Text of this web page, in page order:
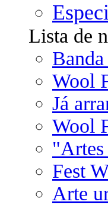
Lista de
Wool
Já
Wool
"Artes
Fest
Arte